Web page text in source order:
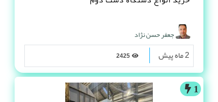
جعفر حسن نژاد
2 ماه پیش
1